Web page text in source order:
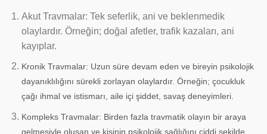
Akut Travmalar: Tek seferlik, ani ve beklenmedik
olaylardır. Örneğin; doğal afetler, trafik kazaları, ani
kayıplar.
Kronik Travmalar: Uzun süre devam eden ve bireyin psikolojik
dayanıklılığını sürekli zorlayan olaylardır. Örneğin; çocukluk
çağı ihmal ve istismarı, aile içi şiddet, savaş deneyimleri.
Kompleks Travmalar: Birden fazla travmatik olayın bir araya
gelmesiyle oluşan ve kişinin psikolojik sağlığını ciddi şekilde